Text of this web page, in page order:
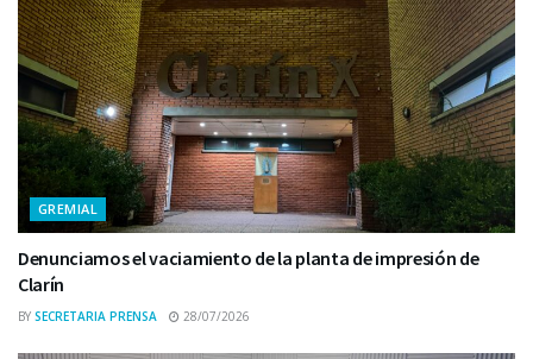
GREMIAL
Denunciamos el vaciamiento de la planta de impresión de
Clarín
BY SECRETARIA PRENSA 28/07/2026